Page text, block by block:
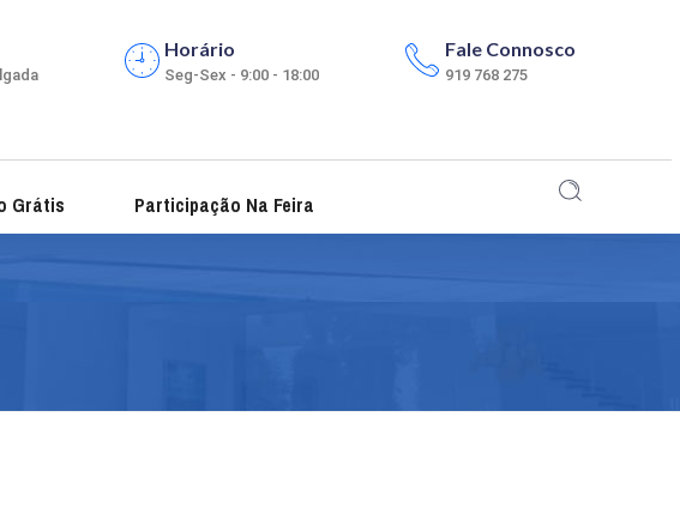
Horário
Seg-Sex - 9:00 - 18:00
Fale Connosco
919 768 275
Grátis Participação Na Feira